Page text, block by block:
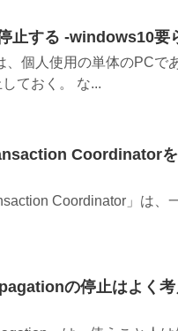
止する ‐windows10要
、個人使用の単体のPCで
ておく。 な...
Coordinator
Coordinator」は
の停止はよく